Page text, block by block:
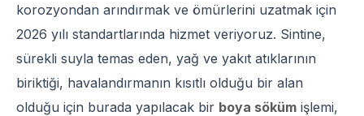
korozyondan arındırmak ve ömürlerini uzatmak için
2026 yılı standartlarında hizmet veriyoruz. Sintine,
sürekli suyla temas eden, yağ ve yakıt atıklarının
biriktiği, havalandırmanın kısıtlı olduğu bir alan
olduğu için burada yapılacak bir boya söküm işlemi,